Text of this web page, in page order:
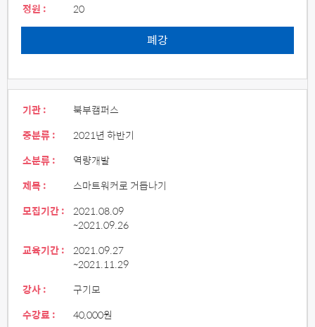
정원 :
20
폐강
기관 :
북부캠퍼스
중분류 :
2021년 하반기
소분류 :
역량개발
제목 :
스마트워커로 거듭나기
모집기간 : 2021.08.09
~2021.09.26
교육기간 : 2021.09.27
~2021.11.29
강사 :
구기모
수강료 :
40,000원